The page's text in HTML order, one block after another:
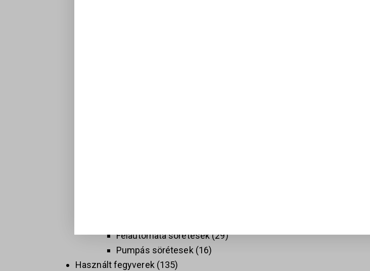
Félautomata sörétesek 29
Pumpás sörétesek 16
Használt fegyverek 135